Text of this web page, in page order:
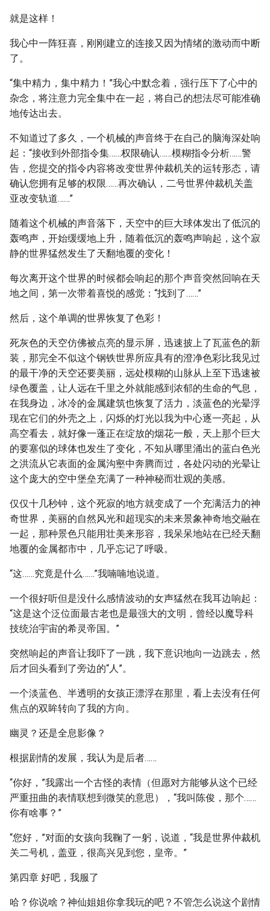
就是这样！
我心中一阵狂喜，刚刚建立的连接又因为情绪的激动而中断
了。
“集中精力，集中精力！”我心中默念着，强行压下了心中的
杂念，将注意力完全集中在一起，将自己的想法尽可能准确
地传达出去。
不知道过了多久，一个机械的声音终于在自己的脑海深处响
起：“接收到外部指令集……权限确认……模糊指令分析……警
告，您提交的指令内容将改变世界仲裁机关的运转形态，请
确认您拥有足够的权限……再次确认，二号世界仲裁机关盖
亚改变轨道……”
随着这个机械的声音落下，天空中的巨大球体发出了低沉的
轰鸣声，开始缓缓地上升，随着低沉的轰鸣声响起，这个寂
静的世界猛然发生了天翻地覆的变化！
每次离开这个世界的时候都会响起的那个声音突然回响在天
地之间，第一次带着喜悦的感觉：“找到了……”
然后，这个单调的世界恢复了色彩！
死灰色的天空仿佛被点亮的显示屏，迅速披上了瓦蓝色的新
装，那完全不似这个钢铁世界所应具有的澄净色彩比我见过
的最干净的天空还要美丽，远处模糊的山脉从上至下迅速被
绿色覆盖，让人远在千里之外就能感到浓郁的生命的气息，
在我身边，冰冷的金属建筑也恢复了活力，淡蓝色的光晕浮
现在它们的外壳之上，闪烁的灯光以我为中心逐一亮起，从
高空看去，就好像一蓬正在绽放的烟花一般，天上那个巨大
的要塞似的球体也发生了变化，不知从哪里涌出的蓝白色光
之洪流从它表面的金属沟壑中奔腾而过，各处闪动的光晕让
这个庞大的空中堡垒充满了一种神秘而壮观的美感。
仅仅十几秒钟，这个死寂的地方就变成了一个充满活力的神
奇世界，美丽的自然风光和超现实的未来景象神奇地交融在
一起，那种景色只能用壮美来形容，我呆呆地站在已经天翻
地覆的金属都市中，几乎忘记了呼吸。
“这……究竟是什么……”我喃喃地说道。
一个很好听但是没什么感情波动的女声猛然在我耳边响起：
“这是这个泛位面最古老也是最强大的文明，曾经以魔导科
技统治宇宙的希灵帝国。”
突然响起的声音让我吓了一跳，我下意识地向一边跳去，然
后才回头看到了旁边的“人”。
一个淡蓝色、半透明的女孩正漂浮在那里，看上去没有任何
焦点的双眸转向了我的方向。
幽灵？还是全息影像？
根据剧情的发展，我认为是后者……
“你好，”我露出一个古怪的表情（但愿对方能够从这个已经
严重扭曲的表情联想到微笑的意思），“我叫陈俊，那个……
你有啥事？”
“您好，”对面的女孩向我鞠了一躬，说道，“我是世界仲裁机
关二号机，盖亚，很高兴见到您，皇帝。”
第四章 好吧，我服了
哈？你说啥？神仙姐姐你拿我玩的吧？不管怎么说这个剧情